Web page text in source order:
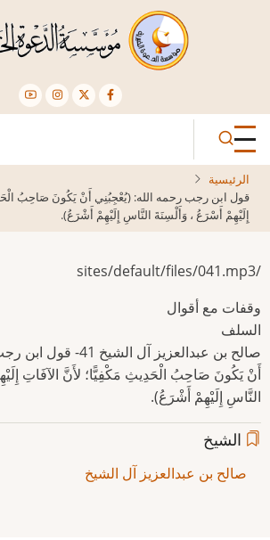
الرئيسية
قول ابن رجب رحمه الله: (يُعْجِبُنِي أَنْ يَكُونَ صَاحِبُ
إِلَيْهِمْ أَسْرَعُ ، وَأَلْسِنَةَ النَّاسِ إِلَيْهِمْ أَشْرَعُ).
/sites/default/files/041.mp3
وقفات مع أقوال
السلف لمعالي
صالح بن عبدالعزيز آل
أَنْ يَكُونَ صَاحِبُ الْحَدِيثِ مَكْفِيًّا؛ لأَنَّ الآفَاتِ
النَّاسِ إِلَيْهِمْ أَشْرَعُ).
الشيخ
صالح بن عبدالعزيز آل الشيخ